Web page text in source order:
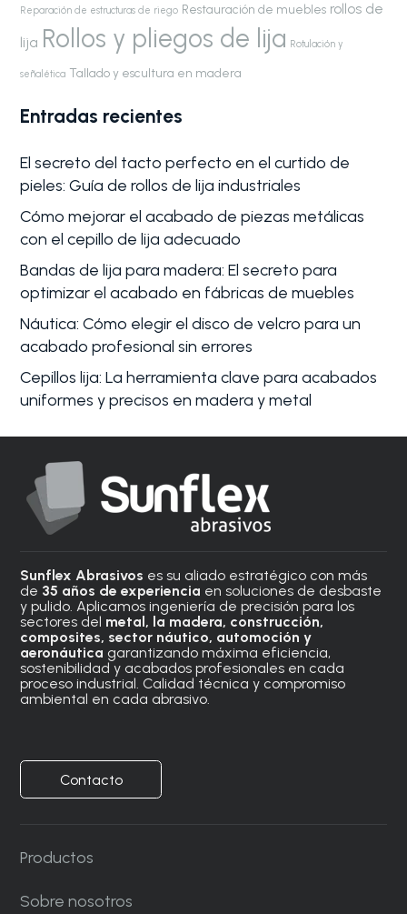
Reparación de estructuras de riego Restauración de muebles rollos de
lija Rollos y pliegos de lija Rotulación y
señalética Tallado y escultura en madera
Entradas recientes
El secreto del tacto perfecto en el curtido de
pieles: Guía de rollos de lija industriales
Cómo mejorar el acabado de piezas metálicas
con el cepillo de lija adecuado
Bandas de lija para madera: El secreto para
optimizar el acabado en fábricas de muebles
Náutica: Cómo elegir el disco de velcro para un
acabado profesional sin errores
Cepillos lija: La herramienta clave para acabados
uniformes y precisos en madera y metal
Sunflex Abrasivos es su aliado estratégico con más
de 35 años de experiencia en soluciones de desbaste
y pulido. Aplicamos ingeniería de precisión para los
sectores del metal, la madera, construcción,
composites, sector náutico, automoción y
aeronáutica garantizando máxima eficiencia,
sostenibilidad y acabados profesionales en cada
proceso industrial. Calidad técnica y compromiso
ambiental en cada abrasivo.
Contacto
Productos
Sobre nosotros